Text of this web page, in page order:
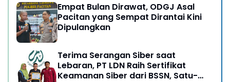
Empat Bulan Dirawat, ODGJ Asal
Pacitan yang Sempat Dirantai Kini
Dipulangkan
Terima Serangan Siber saat
Lebaran, PT LDN Raih Sertifikat
Keamanan Siber dari BSSN, Satu-